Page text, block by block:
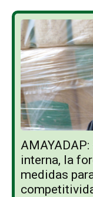
interna, la
medidas